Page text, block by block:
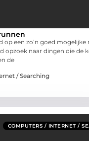
op een zo’n goed mogelijke
opzoek naar dingen die de
de
/ Searching
COMPUTERS / INTERNET /